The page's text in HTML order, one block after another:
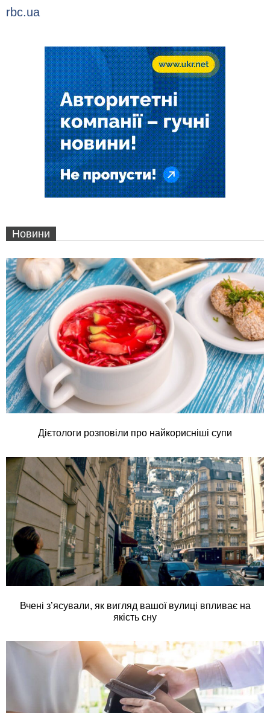
rbc.ua
Новини
Дієтологи розповіли про найкорисніші супи
Вчені з’ясували, як вигляд вашої вулиці впливає на
якість сну